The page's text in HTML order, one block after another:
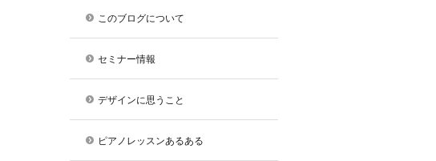
このブログについて
セミナー情報
デザインに思うこと
ピアノレッスンあるある